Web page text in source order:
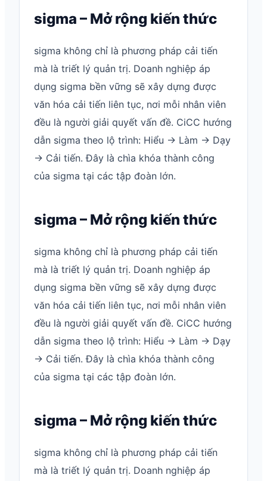
sigma – Mở rộng kiến thức
sigma không chỉ là phương pháp cải tiến
mà là triết lý quản trị. Doanh nghiệp áp
dụng sigma bền vững sẽ xây dựng được
văn hóa cải tiến liên tục, nơi mỗi nhân viên
đều là người giải quyết vấn đề. CiCC hướng
dẫn sigma theo lộ trình: Hiểu → Làm → Dạy
→ Cải tiến. Đây là chìa khóa thành công
của sigma tại các tập đoàn lớn.
sigma – Mở rộng kiến thức
sigma không chỉ là phương pháp cải tiến
mà là triết lý quản trị. Doanh nghiệp áp
dụng sigma bền vững sẽ xây dựng được
văn hóa cải tiến liên tục, nơi mỗi nhân viên
đều là người giải quyết vấn đề. CiCC hướng
dẫn sigma theo lộ trình: Hiểu → Làm → Dạy
→ Cải tiến. Đây là chìa khóa thành công
của sigma tại các tập đoàn lớn.
sigma – Mở rộng kiến thức
sigma không chỉ là phương pháp cải tiến
mà là triết lý quản trị. Doanh nghiệp áp